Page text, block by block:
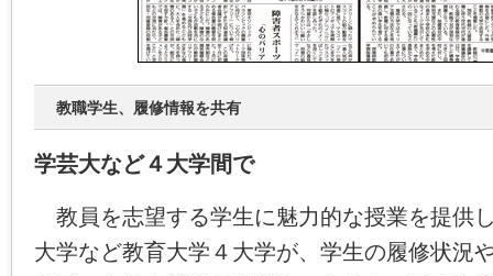
教職学生、履修情報を共有
学芸大など４大学間で
教員を志望する学生に魅力的な授業を提供
大学など教育大学４大学が、学生の履修状況